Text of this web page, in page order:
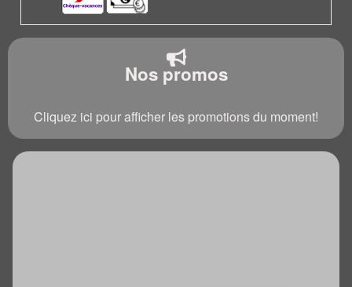
Nos promos
Cliquez ici pour afficher les promotions du moment!